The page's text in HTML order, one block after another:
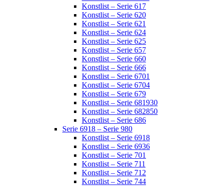
Konstlist – Serie 617
Konstlist – Serie 620
Konstlist – Serie 621
Konstlist – Serie 624
Konstlist – Serie 625
Konstlist – Serie 657
Konstlist – Serie 660
Konstlist – Serie 666
Konstlist – Serie 6701
Konstlist – Serie 6704
Konstlist – Serie 679
Konstlist – Serie 681930
Konstlist – Serie 682850
Konstlist – Serie 686
Serie 6918 – Serie 980
Konstlist – Serie 6918
Konstlist – Serie 6936
Konstlist – Serie 701
Konstlist – Serie 711
Konstlist – Serie 712
Konstlist – Serie 744